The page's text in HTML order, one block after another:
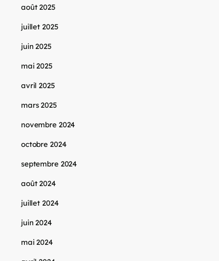
août 2025
juillet 2025
juin 2025
mai 2025
avril 2025
mars 2025
novembre 2024
octobre 2024
septembre 2024
août 2024
juillet 2024
juin 2024
mai 2024